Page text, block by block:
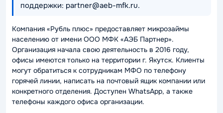
поддержки: partner@aeb-mfk.ru.
Компания «Рубль плюс» предоставляет микрозаймы
населению от имени ООО МФК «АЭБ Партнер».
Организация начала свою деятельность в 2016 году,
офисы имеются только на территории г. Якутск. Клиенты
могут обратиться к сотрудникам МФО по телефону
горячей линии, написать на почтовый ящик компании или
конкретного отделения. Доступен WhatsApp, а также
телефоны каждого офиса организации.